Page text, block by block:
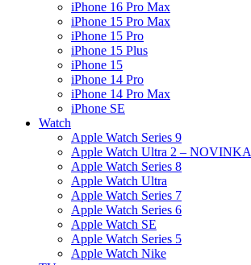
iPhone 16 Pro Max
iPhone 15 Pro Max
iPhone 15 Pro
iPhone 15 Plus
iPhone 15
iPhone 14 Pro
iPhone 14 Pro Max
iPhone SE
Watch
Apple Watch Series 9
Apple Watch Ultra 2 – NOVINKA
Apple Watch Series 8
Apple Watch Ultra
Apple Watch Series 7
Apple Watch Series 6
Apple Watch SE
Apple Watch Series 5
Apple Watch Nike